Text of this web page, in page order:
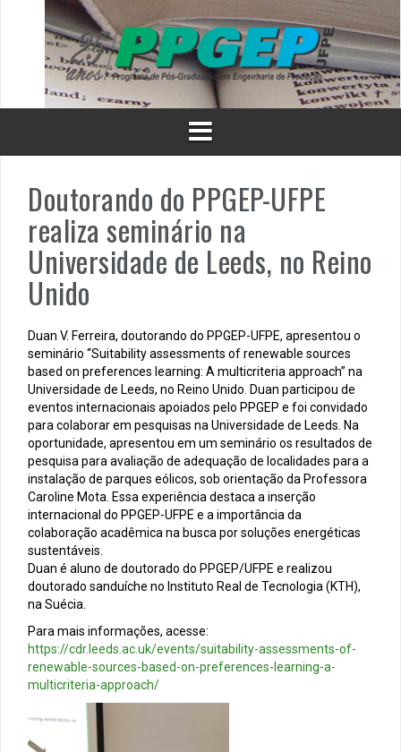
Doutorando do PPGEP-UFPE
realiza seminário na
Universidade de Leeds, no Reino
Unido
Duan V. Ferreira, doutorando do PPGEP-UFPE, apresentou o
seminário “Suitability assessments of renewable sources
based on preferences learning: A multicriteria approach” na
Universidade de Leeds, no Reino Unido. Duan participou de
eventos internacionais apoiados pelo PPGEP e foi convidado
para colaborar em pesquisas na Universidade de Leeds. Na
oportunidade, apresentou em um seminário os resultados de
pesquisa para avaliação de adequação de localidades para a
instalação de parques eólicos, sob orientação da Professora
Caroline Mota. Essa experiência destaca a inserção
internacional do PPGEP-UFPE e a importância da
colaboração acadêmica na busca por soluções energéticas
sustentáveis.
Duan é aluno de doutorado do PPGEP/UFPE e realizou
doutorado sanduíche no Instituto Real de Tecnologia (KTH),
na Suécia.
Para mais informações, acesse:
https://cdr.leeds.ac.uk/events/suitability-assessments-of-
renewable-sources-based-on-preferences-learning-a-
multicriteria-approach/